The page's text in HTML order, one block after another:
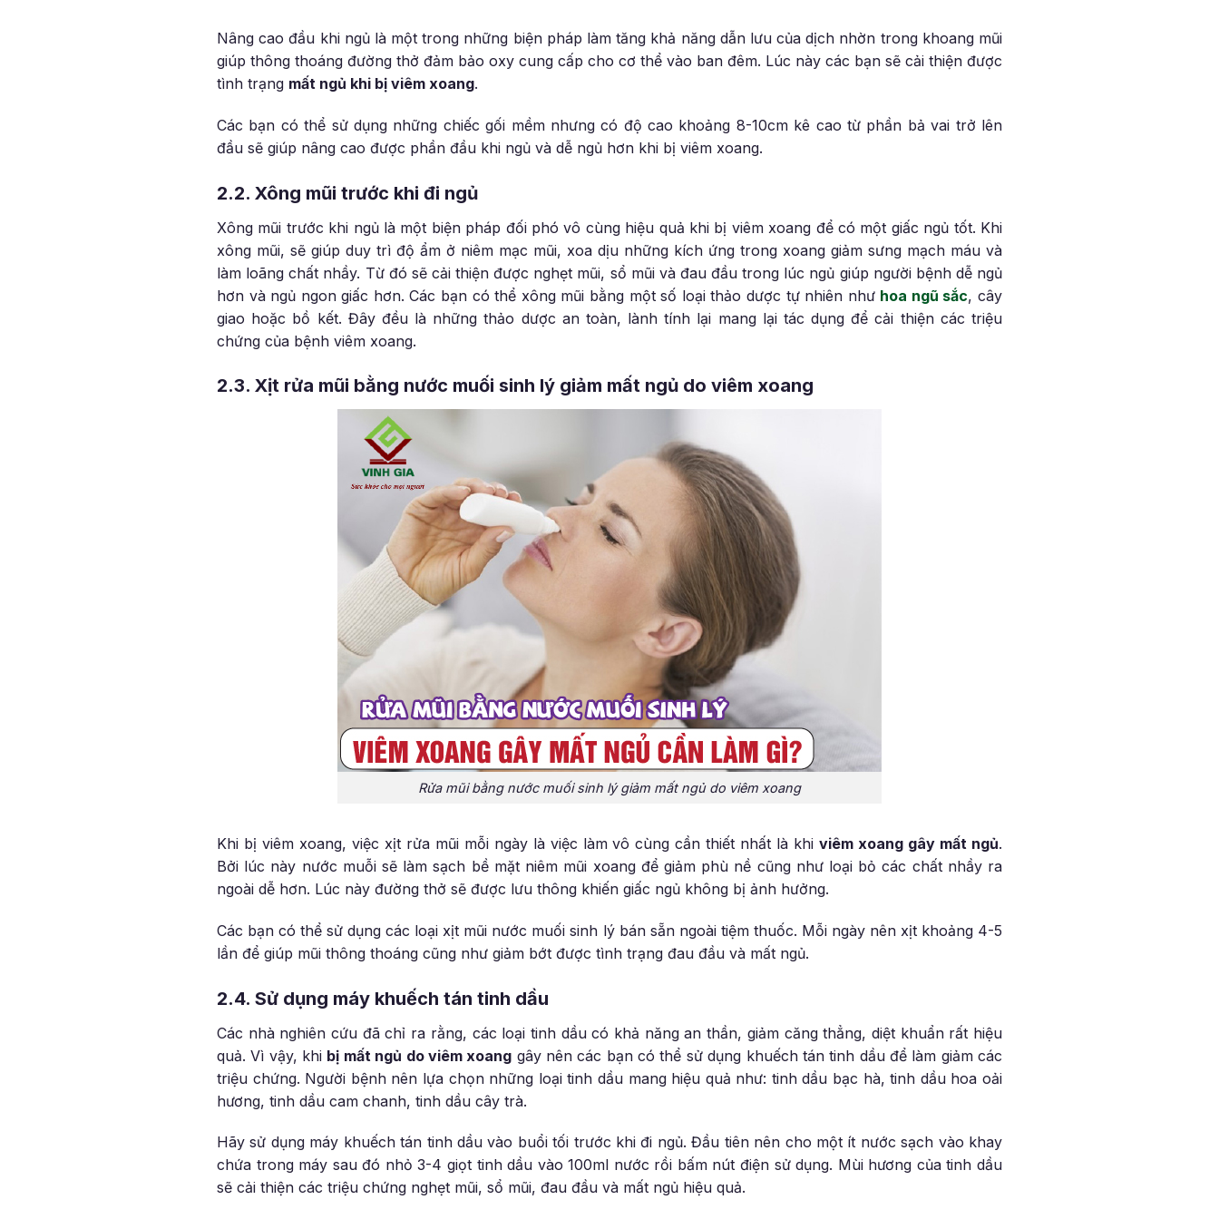
Nâng cao đầu khi ngủ là một trong những biện pháp làm tăng khả năng dẫn lưu của dịch nhờn trong khoang mũi
giúp thông thoáng đường thở đảm bảo oxy cung cấp cho cơ thể vào ban đêm. Lúc này các bạn sẽ cải thiện được
tình trạng mất ngủ khi bị viêm xoang.
Các bạn có thể sử dụng những chiếc gối mềm nhưng có độ cao khoảng 8-10cm kê cao từ phần bả vai trở lên
đầu sẽ giúp nâng cao được phần đầu khi ngủ và dễ ngủ hơn khi bị viêm xoang.
2.2. Xông mũi trước khi đi ngủ
Xông mũi trước khi ngủ là một biện pháp đối phó vô cùng hiệu quả khi bị viêm xoang để có một giấc ngủ tốt. Khi
xông mũi, sẽ giúp duy trì độ ẩm ở niêm mạc mũi, xoa dịu những kích ứng trong xoang giảm sưng mạch máu và
làm loãng chất nhầy. Từ đó sẽ cải thiện được nghẹt mũi, sổ mũi và đau đầu trong lúc ngủ giúp người bệnh dễ ngủ
hơn và ngủ ngon giấc hơn. Các bạn có thể xông mũi bằng một số loại thảo dược tự nhiên như hoa ngũ sắc, cây
giao hoặc bồ kết. Đây đều là những thảo dược an toàn, lành tính lại mang lại tác dụng để cải thiện các triệu
chứng của bệnh viêm xoang.
2.3. Xịt rửa mũi bằng nước muối sinh lý giảm mất ngủ do viêm xoang
Rửa mũi bằng nước muối sinh lý giảm mất ngủ do viêm xoang
Khi bị viêm xoang, việc xịt rửa mũi mỗi ngày là việc làm vô cùng cần thiết nhất là khiviêm xoang gây mất ngủ.
Bởi lúc này nước muỗi sẽ làm sạch bề mặt niêm mũi xoang để giảm phù nề cũng như loại bỏ các chất nhầy ra
ngoài dễ hơn. Lúc này đường thở sẽ được lưu thông khiến giấc ngủ không bị ảnh hưởng.
Các bạn có thể sử dụng các loại xịt mũi nước muối sinh lý bán sẵn ngoài tiệm thuốc. Mỗi ngày nên xịt khoảng 4-5
lần để giúp mũi thông thoáng cũng như giảm bớt được tình trạng đau đầu và mất ngủ.
2.4. Sử dụng máy khuếch tán tinh dầu
Các nhà nghiên cứu đã chỉ ra rằng, các loại tinh dầu có khả năng an thần, giảm căng thẳng, diệt khuẩn rất hiệu
quả. Vì vậy, khi bị mất ngủ do viêm xoang gây nên các bạn có thể sử dụng khuếch tán tinh dầu để làm giảm các
triệu chứng. Người bệnh nên lựa chọn những loại tinh dầu mang hiệu quả như: tinh dầu bạc hà, tinh dầu hoa oải
hương, tinh dầu cam chanh, tinh dầu cây trà.
Hãy sử dụng máy khuếch tán tinh dầu vào buổi tối trước khi đi ngủ. Đầu tiên nên cho một ít nước sạch vào khay
chứa trong máy sau đó nhỏ 3-4 giọt tinh dầu vào 100ml nước rồi bấm nút điện sử dụng. Mùi hương của tinh dầu
sẽ cải thiện các triệu chứng nghẹt mũi, sổ mũi, đau đầu và mất ngủ hiệu quả.